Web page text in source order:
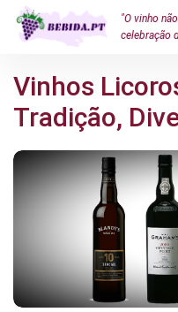
"O vinho
celebração
Vinhos
Tradição,